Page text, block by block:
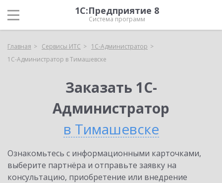
1С:Предприятие 8
Система программ
Главная Сервисы ИТС
1С-Администратор
1С-Администратор в Тимашевске
Заказать 1С-
Администратор
в Тимашевске
Ознакомьтесь с информационными карточками,
выберите партнёра и отправьте заявку на
консультацию, приобретение или внедрение